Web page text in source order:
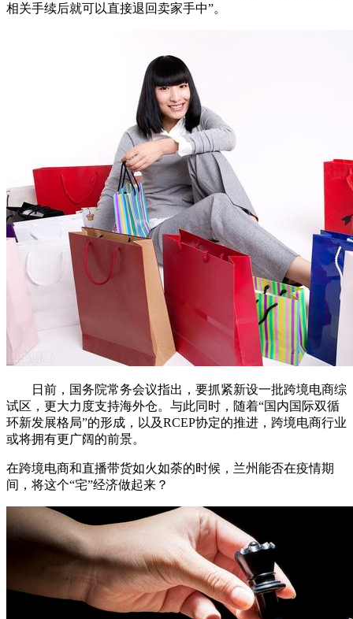
相关手续后就可以直接退回卖家手中”。
日前，国务院常务会议指出，要抓紧新设一批跨境电商综
试区，更大力度支持海外仓。与此同时，随着“国内国际双循
环新发展格局”的形成，以及RCEP协定的推进，跨境电商行业
或将拥有更广阔的前景。
在跨境电商和直播带货如火如荼的时候，兰州能否在疫情期
间，将这个“宅”经济做起来？